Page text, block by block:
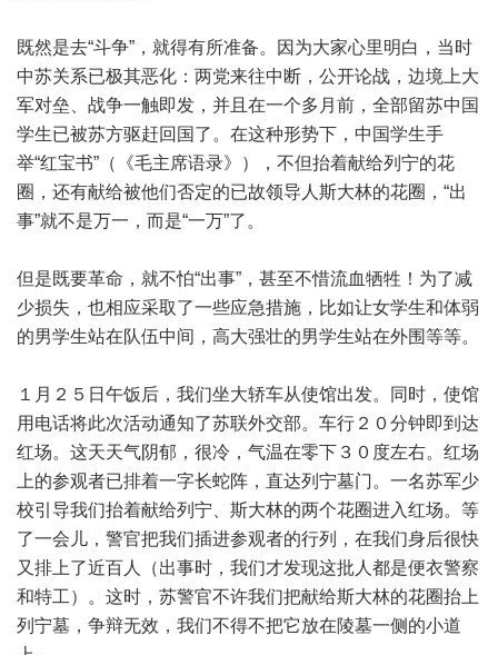
既然是去“斗争”，就得有所准备。因为大家心里明白，当时
中苏关系已极其恶化：两党来往中断，公开论战，边境上大
军对垒、战争一触即发，并且在一个多月前，全部留苏中国
学生已被苏方驱赶回国了。在这种形势下，中国学生手
举“红宝书”（《毛主席语录》），不但抬着献给列宁的花
圈，还有献给被他们否定的已故领导人斯大林的花圈，“出
事”就不是万一，而是“一万”了。
但是既要革命，就不怕“出事”，甚至不惜流血牺牲！为了减
少损失，也相应采取了一些应急措施，比如让女学生和体弱
的男学生站在队伍中间，高大强壮的男学生站在外围等等。
１月２５日午饭后，我们坐大轿车从使馆出发。同时，使馆
用电话将此次活动通知了苏联外交部。车行２０分钟即到达
红场。这天天气阴郁，很冷，气温在零下３０度左右。红场
上的参观者已排着一字长蛇阵，直达列宁墓门。一名苏军少
校引导我们抬着献给列宁、斯大林的两个花圈进入红场。等
了一会儿，警官把我们插进参观者的行列，在我们身后很快
又排上了近百人（出事时，我们才发现这批人都是便衣警察
和特工）。这时，苏警官不许我们把献给斯大林的花圈抬上
列宁墓，争辩无效，我们不得不把它放在陵墓一侧的小道